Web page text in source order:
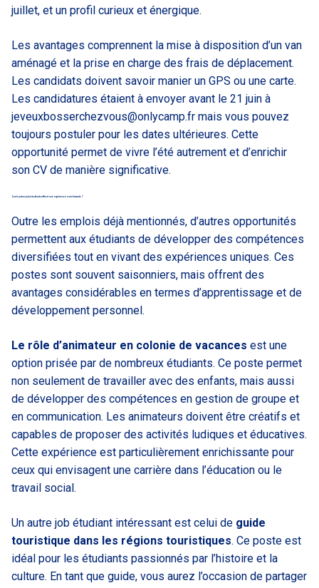
juillet, et un profil curieux et énergique.
Les avantages comprennent la mise à disposition d’un van
aménagé et la prise en charge des frais de déplacement.
Les candidats doivent savoir manier un GPS ou une carte.
Les candidatures étaient à envoyer avant le 21 juin à
jeveuxbosserchezvous@onlycamp.fr mais vous pouvez
toujours postuler pour les dates ultérieures. Cette
opportunité permet de vivre l’été autrement et d’enrichir
son CV de manière significative.
Quels autres jobs étudiants offrent une expérience enrichissante ?
Outre les emplois déjà mentionnés, d’autres opportunités
permettent aux étudiants de développer des compétences
diversifiées tout en vivant des expériences uniques. Ces
postes sont souvent saisonniers, mais offrent des
avantages considérables en termes d’apprentissage et de
développement personnel.
Le rôle d’animateur en colonie de vacances est une
option prisée par de nombreux étudiants. Ce poste permet
non seulement de travailler avec des enfants, mais aussi
de développer des compétences en gestion de groupe et
en communication. Les animateurs doivent être créatifs et
capables de proposer des activités ludiques et éducatives.
Cette expérience est particulièrement enrichissante pour
ceux qui envisagent une carrière dans l’éducation ou le
travail social.
Un autre job étudiant intéressant est celui de guide
touristique dans les régions touristiques. Ce poste est
idéal pour les étudiants passionnés par l’histoire et la
culture. En tant que guide, vous aurez l’occasion de partager